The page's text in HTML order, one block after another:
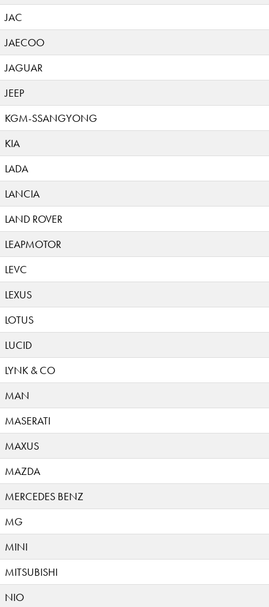
JAC
JAECOO
JAGUAR
JEEP
KGM-SSANGYONG
KIA
LADA
LANCIA
LAND ROVER
LEAPMOTOR
LEVC
LEXUS
LOTUS
LUCID
LYNK & CO
MAN
MASERATI
MAXUS
MAZDA
MERCEDES BENZ
MG
MINI
MITSUBISHI
NIO